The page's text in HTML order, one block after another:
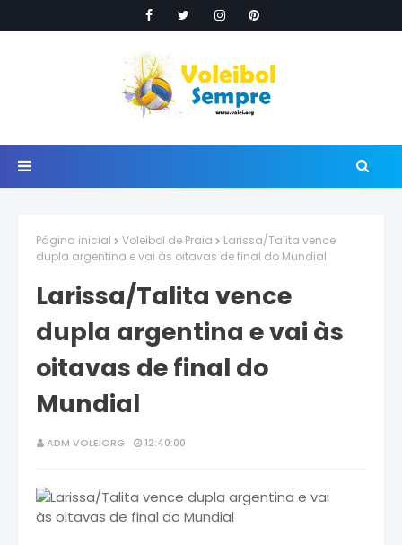
Página inicial Voleibol de Praia
Larissa/Talita vence
dupla argentina e vai às oitavas de final do Mundial
Larissa/Talita vence
dupla argentina e vai às
oitavas de final do
Mundial
ADM VOLEIORG 12:40:00